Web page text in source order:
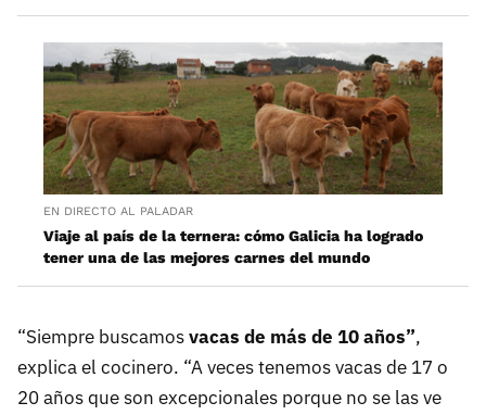
EN DIRECTO AL PALADAR
Viaje al país de la ternera: cómo Galicia ha logrado
tener una de las mejores carnes del mundo
“Siempre buscamosvacas de más de 10 años”,
explica el cocinero. “A veces tenemos vacas de 17 o
20 años que son excepcionales porque no se las ve